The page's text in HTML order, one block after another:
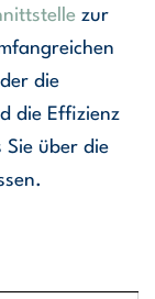
zur
die
die Effizienz
Sie über die